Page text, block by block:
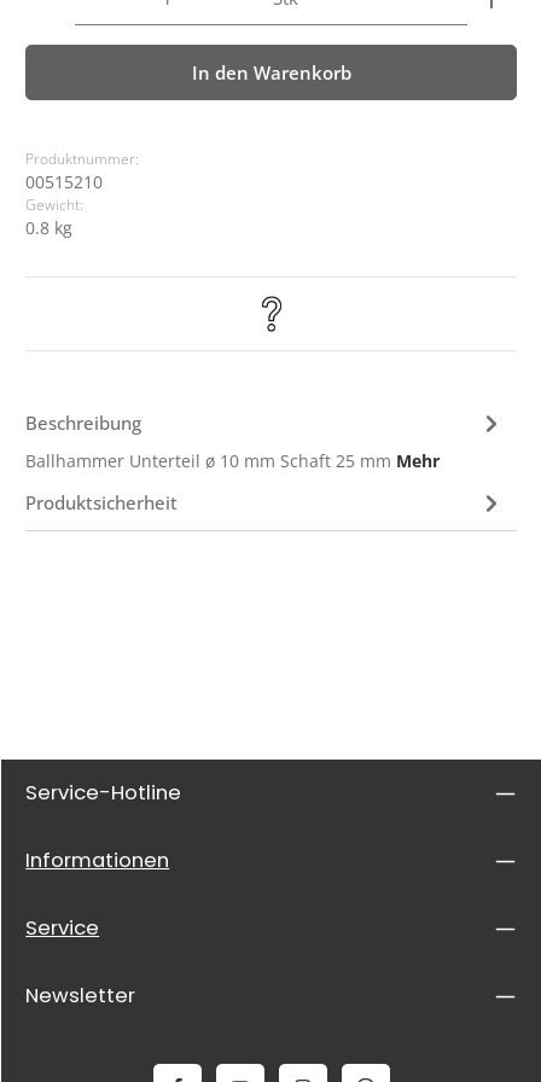
In den Warenkorb
Produktnummer:
00515210
Gewicht:
0.8 kg
Beschreibung
Ballhammer Unterteil ø 10 mm Schaft 25 mm Mehr
Produktsicherheit
Service-Hotline
Informationen
Service
Newsletter